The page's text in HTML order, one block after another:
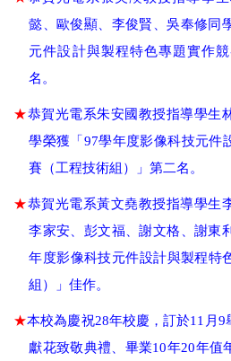
懿、歐俊顯、李俊賢、吳奉修同
元件設計與製程特色專題實作
名 。
★恭賀光電系朱安國教授指導學生
學榮獲「 97學年度影像科技元件
賽（工程技術組）」第二名。
★恭賀光電系黃文堯教授指導學生
李家安、彭文福、謝文格、謝東
年度影像科技元件設計與製程特
組）」佳作。
★本校為慶祝28年校慶，訂於11 月 9
獻花致敬典禮、畢業10年20年值